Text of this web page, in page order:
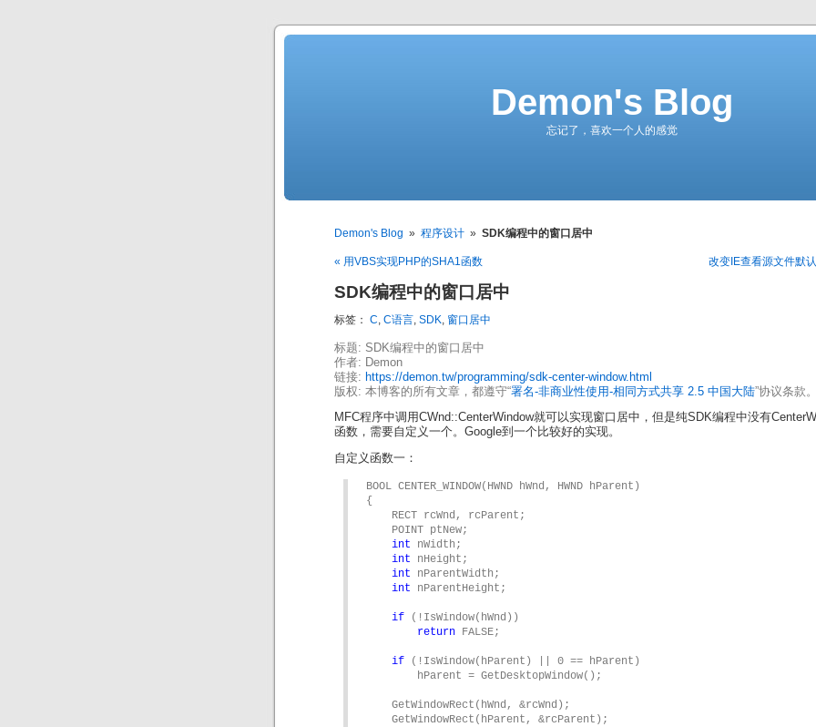
Demon's Blog
忘记了，喜欢一个人的感觉
Demon's Blog » 程序设计 » SDK编程中的窗口居中
« 用VBS实现PHP的SHA1函数 改变IE查看源文件默
SDK编程中的窗口居中
标签： C, C语言, SDK, 窗口居中
标题: SDK编程中的窗口居中
作者: Demon
链接: https://demon.tw/programming/sdk-center-window.html
版权: 本博客的所有文章，都遵守“署名-非商业性使用-相同方式共享 2.5 中国大陆”协议条款。
MFC程序中调用CWnd::CenterWindow就可以实现窗口居中，但是纯SDK编程中没有
函数，需要自定义一个。Google到一个比较好的实现。
自定义函数一：
BOOL CENTER_WINDOW(HWND hWnd, HWND hParent)
{
    RECT rcWnd, rcParent;
int
int nHeight;
int nParentWidth;
int nParentHeight;
if (!IsWindow(hWnd))
return FALSE;
if (!IsWindow(hParent) || 0 == hParent)
        hParent = GetDesktopWindow();
    GetWindowRect(hWnd, &rcWnd);
    GetWindowRect(hParent, &rcParent);